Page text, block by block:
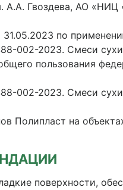
Гвоздева, АО «НИЦ
31.05.2023 по
002-2023. Смеси
пользования
002-2023. Смеси
Полипласт на
поверхности,